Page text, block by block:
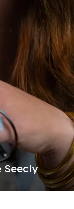
Seecly